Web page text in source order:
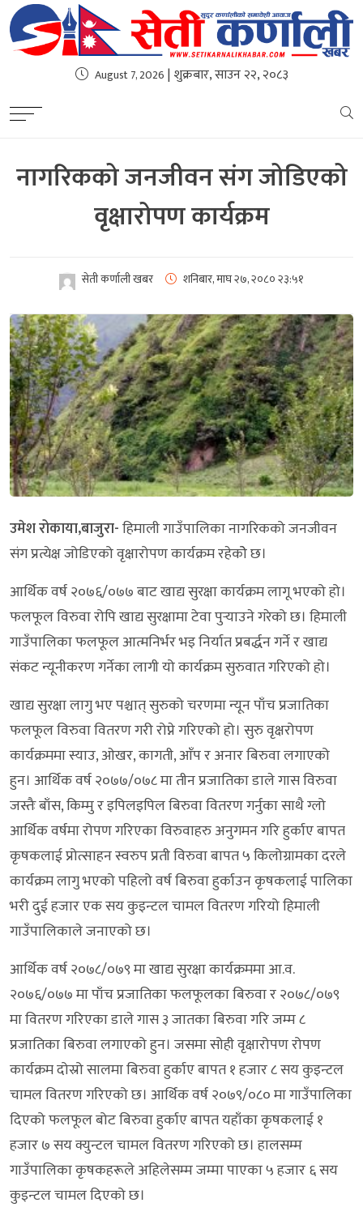
August 7, 2026 | शुक्रबार, साउन २२, २०८३
नागरिकको जनजीवन संग जोडिएको
वृक्षारोपण कार्यक्रम
सेती कर्णाली खबर शनिबार, माघ २७, २०८०२३:५१
उमेश रोकाया,बाजुरा-हिमाली गाउँपालिका नागरिकको जनजीवन
संग प्रत्येक्ष जोडिएको वृक्षारोपण कार्यक्रम रहेकोे छ।
आर्थिक वर्ष २०७६/०७७ बाट खाद्य सुरक्षा कार्यक्रम लागू भएको हो।
फलफूल विरुवा रोपि खाद्य सुरक्षामा टेवा पुर्‍याउने गरेको छ। हिमाली
गाउँपालिका फलफूल आत्मनिर्भर भइ निर्यात प्रबर्द्धन गर्ने र खाद्य
संकट न्यूनीकरण गर्नेका लागी यो कार्यक्रम सुरुवात गरिएको हो।
खाद्य सुरक्षा लागु भए पश्चात् सुरुको चरणमा न्यून पाँच प्रजातिका
फलफूल विरुवा वितरण गरी रोप्ने गरिएको हो। सुरु वृक्षरोपण
कार्यक्रममा स्याउ, ओखर, कागती, आँप र अनार बिरुवा लगाएको
हुन। आर्थिक वर्ष २०७७/०७८ मा तीन प्रजातिका डाले गास विरुवा
जस्तैः बाँस, किम्मु र इपिलइपिल बिरुवा वितरण गर्नुका साथै ग्लो
आर्थिक वर्षमा रोपण गरिएका विरुवाहरु अनुगमन गरि हुर्काए बापत
कृषकलाई प्रोत्साहन स्वरुप प्रती विरुवा बापत ५ किलोग्रामका दरले
कार्यक्रम लागु भएको पहिलो वर्ष बिरुवा हुर्काउन कृषकलाई पालिका
भरी दुई हजार एक सय कुइन्टल चामल वितरण गरियो हिमाली
गाउँपालिकाले जनाएको छ।
आर्थिक वर्ष २०७८/०७९ मा खाद्य सुरक्षा कार्यक्रममा आ.व.
२०७६/०७७ मा पाँच प्रजातिका फलफूलका बिरुवा र २०७८/०७९
मा वितरण गरिएका डाले गास ३ जातका बिरुवा गरि जम्म ८
प्रजातिका बिरुवा लगाएको हुन। जसमा सोही वृक्षारोपण रोपण
कार्यक्रम दोस्रो सालमा बिरुवा हुर्काए बापत १ हजार ८ सय कुइन्टल
चामल वितरण गरिएको छ। आर्थिक वर्ष २०७९/०८० मा गाउँपालिका
दिएको फलफूल बोट बिरुवा हुर्काए बापत यहाँका कृषकलाई १
हजार ७ सय क्युन्टल चामल वितरण गरिएको छ। हालसम्म
गाउँपालिका कृषकहरूले अहिलेसम्म जम्मा पाएका ५ हजार ६ सय
कुइन्टल चामल दिएको छ।